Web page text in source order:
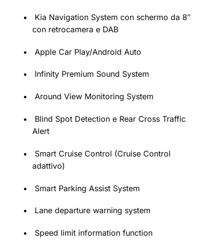
Kia Navigation System con schermo da 8″
con retrocamera e DAB
Apple Car Play/Android Auto
Infinity Premium Sound System
Around View Monitoring System
Blind Spot Detection e Rear Cross Traffic
Alert
Smart Cruise Control (Cruise Control
adattivo)
Smart Parking Assist System
Lane departure warning system
Speed limit information function